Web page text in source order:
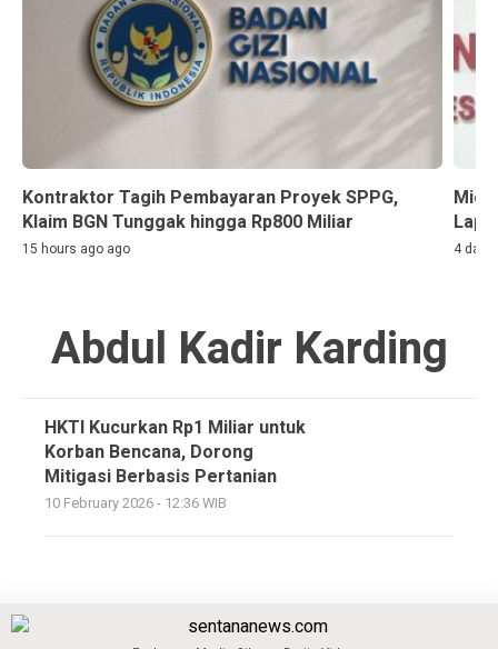
Kontraktor Tagih Pembayaran Proyek SPPG,
Klaim BGN Tunggak hingga Rp800 Miliar
15 hours ago ago 4
Abdul Kadir Karding
HKTI Kucurkan Rp1 Miliar untuk
Korban Bencana, Dorong
Mitigasi Berbasis Pertanian
10 February 2026 - 12:36 WIB